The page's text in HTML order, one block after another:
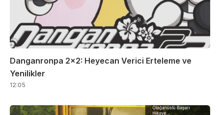
Danganronpa 2×2: Heyecan Verici Erteleme ve
Yenilikler
12:05